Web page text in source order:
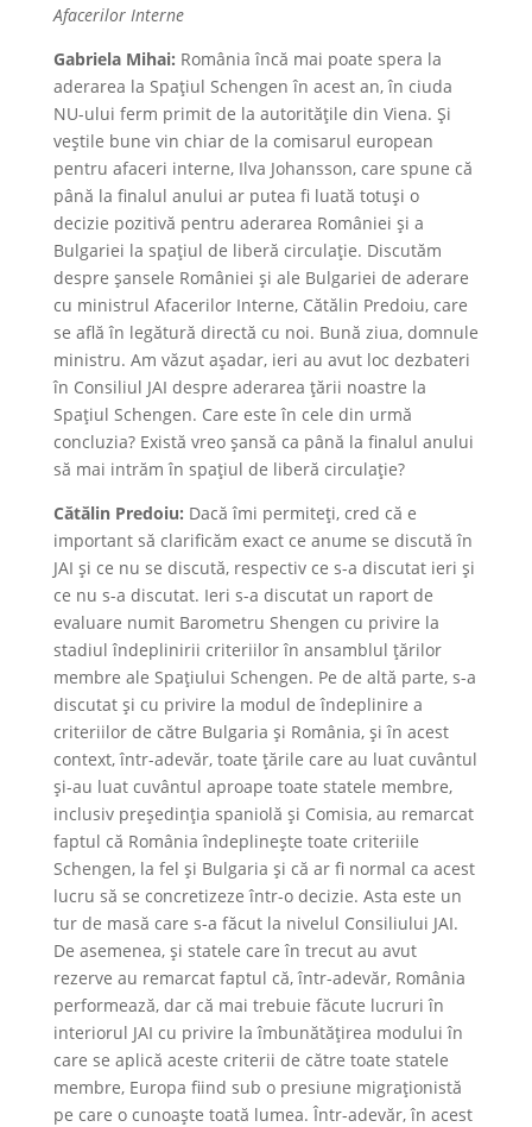
Afacerilor Interne
Gabriela Mihai: România încă mai poate spera la
aderarea la Spațiul Schengen în acest an, în ciuda
NU-ului ferm primit de la autoritățile din Viena. Și
veștile bune vin chiar de la comisarul european
pentru afaceri interne, Ilva Johansson, care spune că
până la finalul anului ar putea fi luată totuși o
decizie pozitivă pentru aderarea României și a
Bulgariei la spațiul de liberă circulație. Discutăm
despre șansele României și ale Bulgariei de aderare
cu ministrul Afacerilor Interne, Cătălin Predoiu, care
se află în legătură directă cu noi. Bună ziua, domnule
ministru. Am văzut așadar, ieri au avut loc dezbateri
în Consiliul JAI despre aderarea țării noastre la
Spațiul Schengen. Care este în cele din urmă
concluzia? Există vreo șansă ca până la finalul anului
să mai intrăm în spațiul de liberă circulație?
Cătălin Predoiu: Dacă îmi permiteți, cred că e
important să clarificăm exact ce anume se discută în
JAI și ce nu se discută, respectiv ce s-a discutat ieri și
ce nu s-a discutat. Ieri s-a discutat un raport de
evaluare numit Barometru Shengen cu privire la
stadiul îndeplinirii criteriilor în ansamblul țărilor
membre ale Spațiului Schengen. Pe de altă parte, s-a
discutat și cu privire la modul de îndeplinire a
criteriilor de către Bulgaria și România, și în acest
context, într-adevăr, toate țările care au luat cuvântul
și-au luat cuvântul aproape toate statele membre,
inclusiv președinția spaniolă și Comisia, au remarcat
faptul că România îndeplinește toate criteriile
Schengen, la fel și Bulgaria și că ar fi normal ca acest
lucru să se concretizeze într-o decizie. Asta este un
tur de masă care s-a făcut la nivelul Consiliului JAI.
De asemenea, și statele care în trecut au avut
rezerve au remarcat faptul că, într-adevăr, România
performează, dar că mai trebuie făcute lucruri în
interiorul JAI cu privire la îmbunătățirea modului în
care se aplică aceste criterii de către toate statele
membre, Europa fiind sub o presiune migraționistă
pe care o cunoaște toată lumea. Într-adevăr, în acest